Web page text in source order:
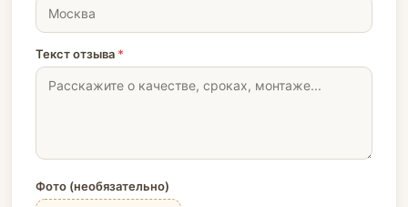
Текст отзыва *
Фото (необязательно)